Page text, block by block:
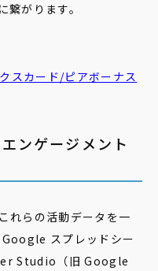
がります。
スカード/ピアボーナス
ゲージメント
らの活動データを一
スプレッドシー
Studio（旧 Google